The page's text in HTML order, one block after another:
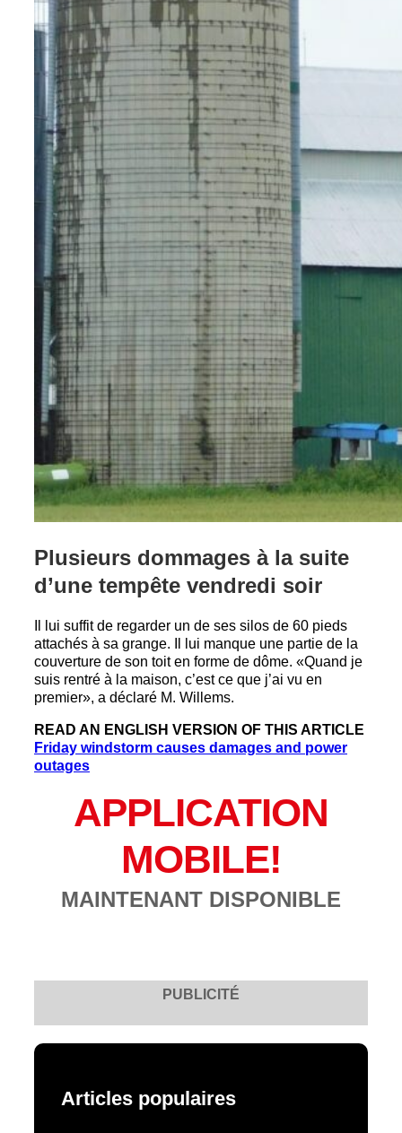
Plusieurs dommages à la suite
d’une tempête vendredi soir
Il lui suffit de regarder un de ses silos de 60 pieds
attachés à sa grange. Il lui manque une partie de la
couverture de son toit en forme de dôme. «Quand je
suis rentré à la maison, c’est ce que j’ai vu en
premier», a déclaré M. Willems.
READ AN ENGLISH VERSION OF THIS ARTICLE
Friday windstorm causes damages and power
outages
APPLICATION
MOBILE!
MAINTENANT DISPONIBLE
PUBLICITÉ
Articles populaires